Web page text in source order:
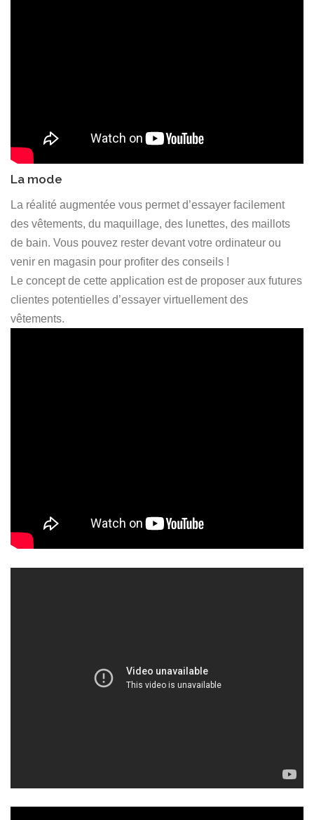
La mode
La réalité augmentée vous permet d’essayer facilement
des vêtements, du maquillage, des lunettes, des maillots
de bain. Vous pouvez rester devant votre ordinateur ou
venir en magasin pour profiter des conseils !
Le concept de cette application est de proposer aux futures
clientes potentielles d’essayer virtuellement des
vêtements.